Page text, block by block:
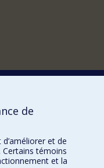
de
et de
témoins
et la